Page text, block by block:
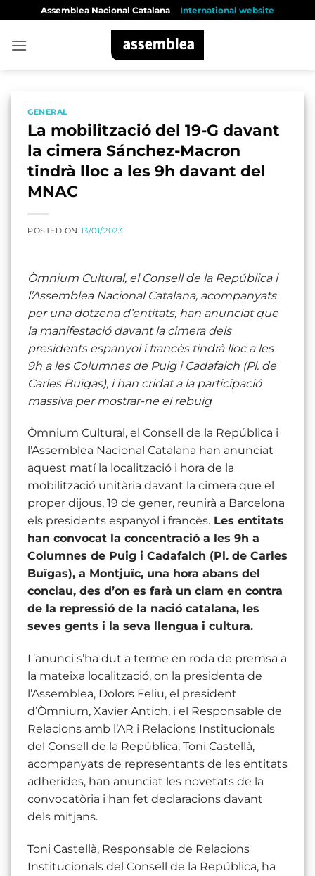
content
Assemblea Nacional Catalana International website
GENERAL
La mobilització del 19-G davant
la cimera Sánchez-Macron
tindrà lloc a les 9h davant del
MNAC
POSTED ON 13/01/2023
Òmnium Cultural, el Consell de la República i
l’Assemblea Nacional Catalana, acompanyats
per una dotzena d’entitats, han anunciat que
la manifestació davant la cimera dels
presidents espanyol i francès tindrà lloc a les
9h a les Columnes de Puig i Cadafalch (Pl. de
Carles Buïgas), i han cridat a la participació
massiva per mostrar-ne el rebuig
Òmnium Cultural, el Consell de la República i
l’Assemblea Nacional Catalana han anunciat
aquest matí la localització i hora de la
mobilització unitària davant la cimera que el
proper dijous, 19 de gener, reunirà a Barcelona
els presidents espanyol i francès. Les entitats
han convocat la concentració a les 9h a
Columnes de Puig i Cadafalch (Pl. de Carles
Buïgas), a Montjuïc, una hora abans del
conclau, des d’on es farà un clam en contra
de la repressió de la nació catalana, les
seves gents i la seva llengua i cultura.
L’anunci s’ha dut a terme en roda de premsa a
la mateixa localització, on la presidenta de
l’Assemblea, Dolors Feliu, el president
d’Òmnium, Xavier Antich, i el Responsable de
Relacions amb l’AR i Relacions Institucionals
del Consell de la República, Toni Castellà,
acompanyats de representants de les entitats
adherides, han anunciat les novetats de la
convocatòria i han fet declaracions davant
dels mitjans.
Toni Castellà, Responsable de Relacions
Institucionals del Consell de la República, ha